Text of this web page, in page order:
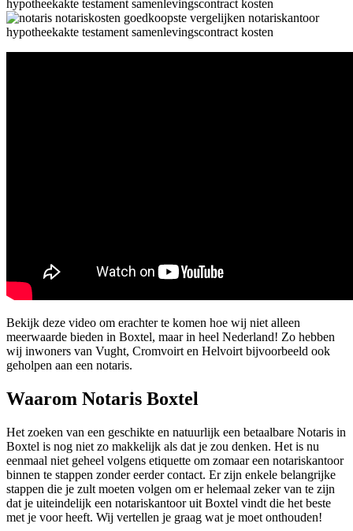
Bekijk deze video om erachter te komen hoe wij niet alleen
meerwaarde bieden in Boxtel, maar in heel Nederland! Zo hebben
wij inwoners van Vught, Cromvoirt en Helvoirt bijvoorbeeld ook
geholpen aan een notaris.
Waarom Notaris Boxtel
Het zoeken van een geschikte en natuurlijk een betaalbare Notaris in
Boxtel is nog niet zo makkelijk als dat je zou denken. Het is nu
eenmaal niet geheel volgens etiquette om zomaar een notariskantoor
binnen te stappen zonder eerder contact. Er zijn enkele belangrijke
stappen die je zult moeten volgen om er helemaal zeker van te zijn
dat je uiteindelijk een notariskantoor uit Boxtel vindt die het beste
met je voor heeft. Wij vertellen je graag wat je moet onthouden!